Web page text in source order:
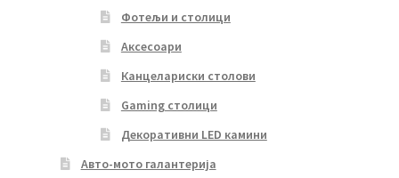
Фотељи и столици
Аксесоари
Канцелариски столови
Gaming столици
Декоративни LED камини
Авто-мото галантерија